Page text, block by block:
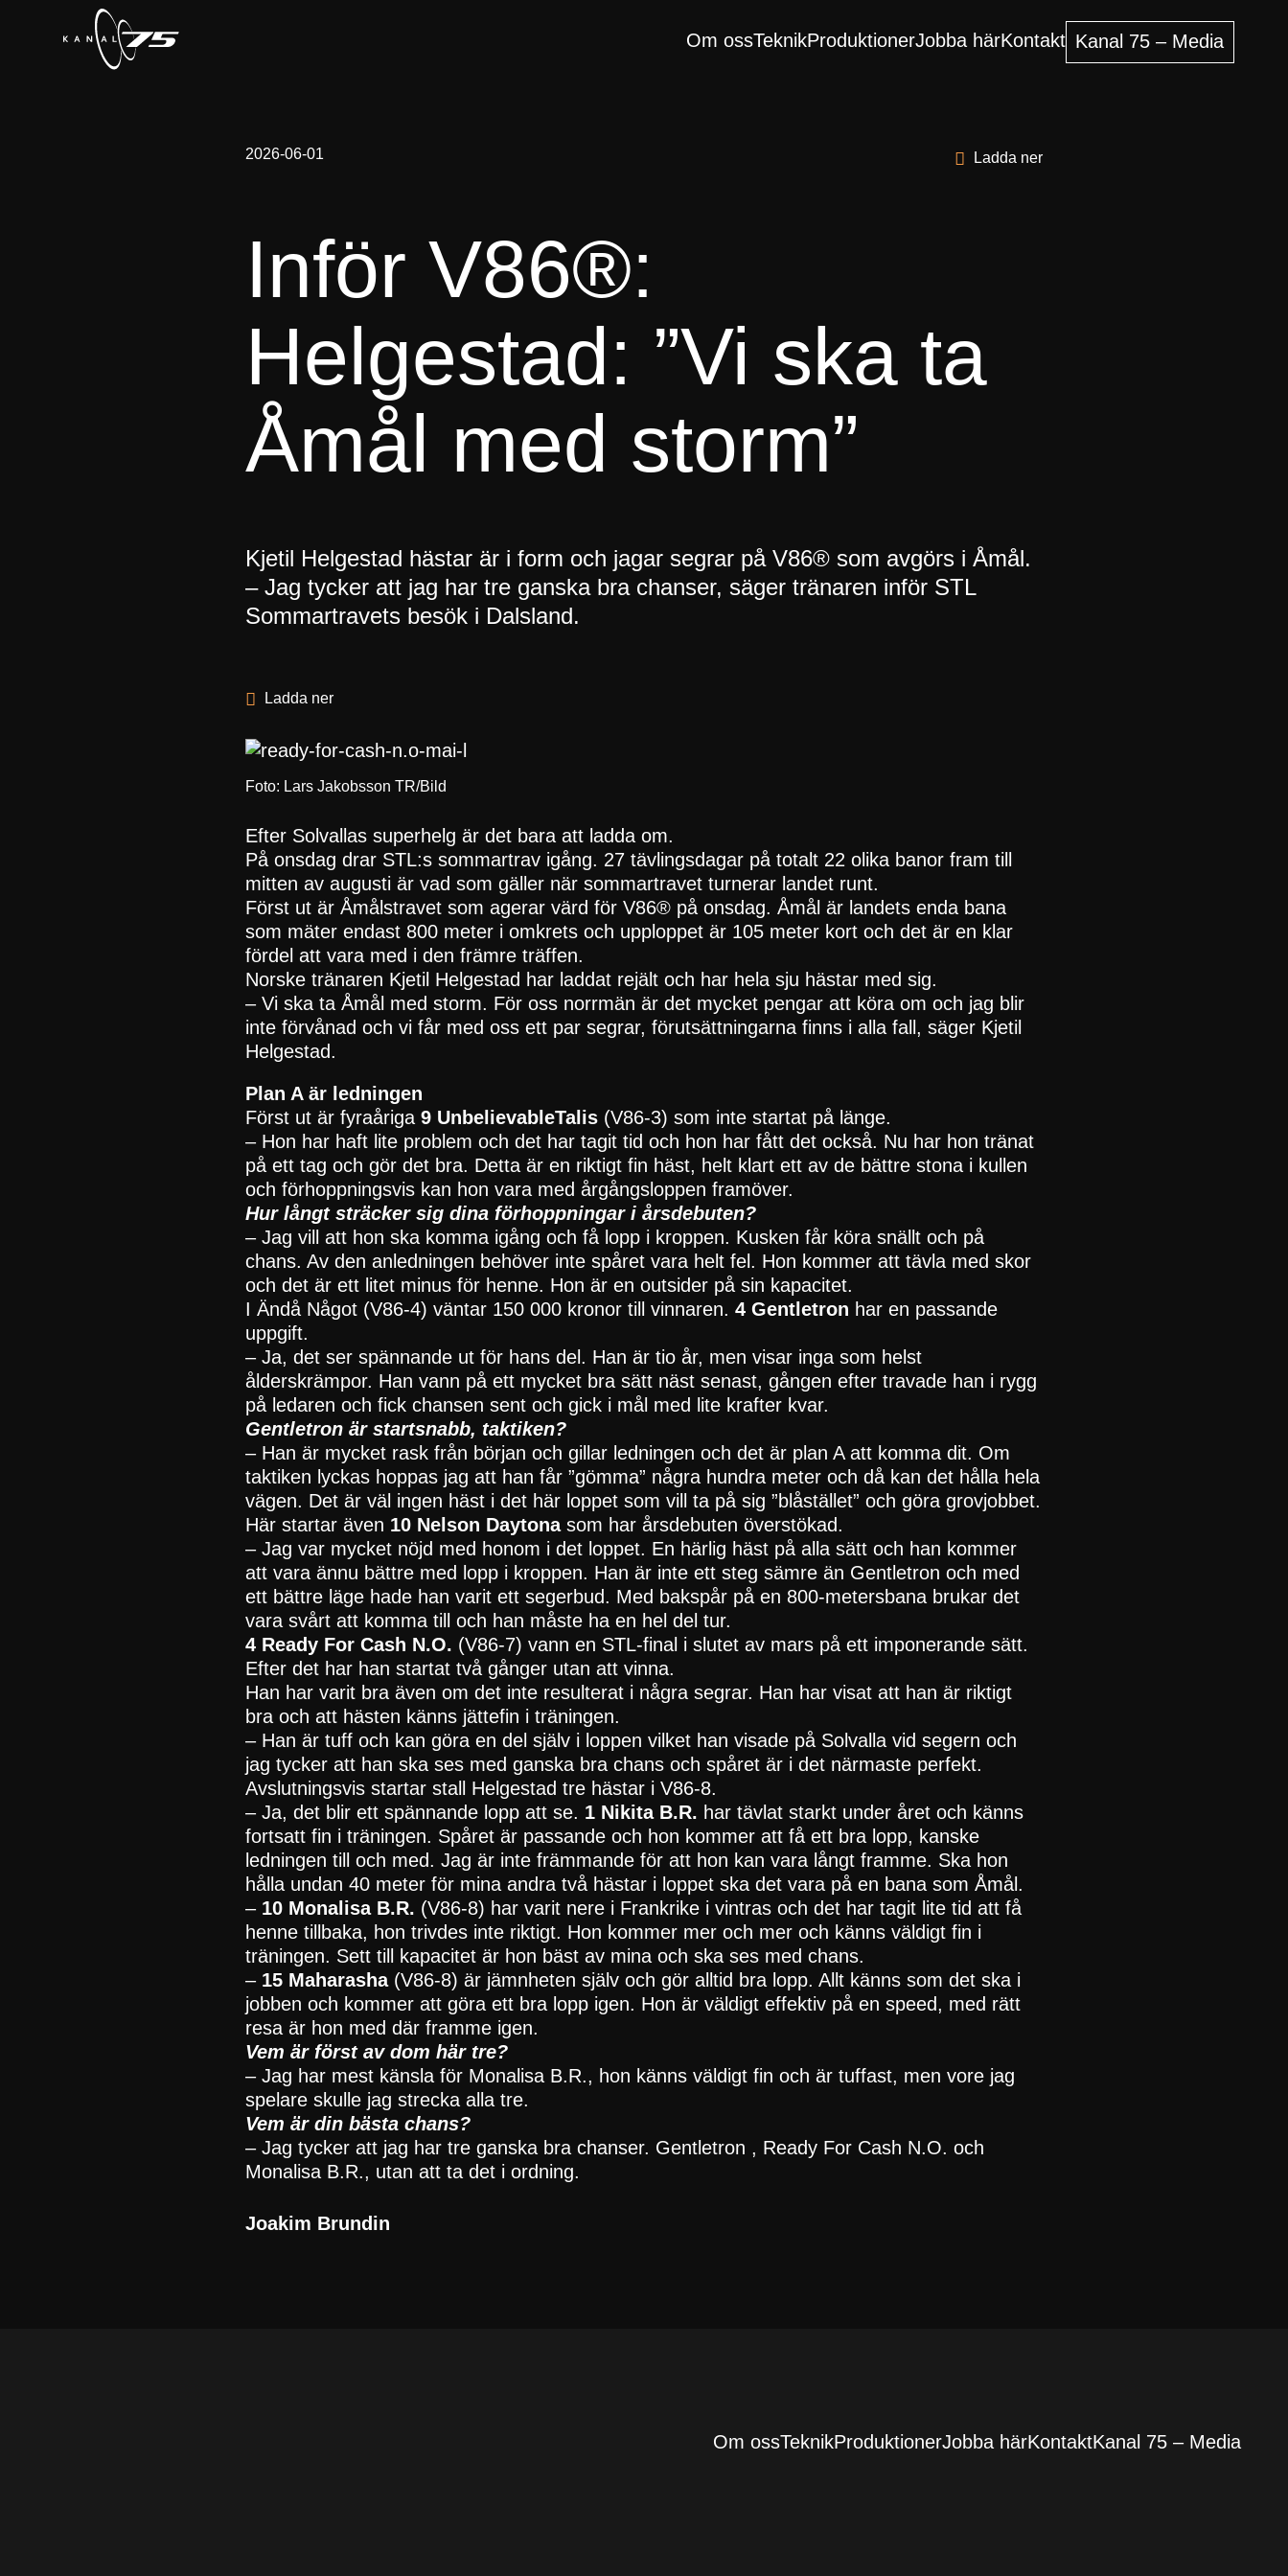
Om ossTeknikProduktionerJobba härKontakt Kanal 75 – Media
2026-06-01
Foto: Lars Jakobsson TR/Bild
Ladda ner
Inför V86®:
Helgestad: ”Vi ska ta
Åmål med storm”
Kjetil Helgestad hästar är i form och jagar segrar på V86® som avgörs i Åmål.
– Jag tycker att jag har tre ganska bra chanser, säger tränaren inför STL
Sommartravets besök i Dalsland.
Efter Solvallas superhelg är det bara att ladda om.
På onsdag drar STL:s sommartrav igång. 27 tävlingsdagar på totalt 22 olika banor fram till
mitten av augusti är vad som gäller när sommartravet turnerar landet runt.
Först ut är Åmålstravet som agerar värd för V86® på onsdag. Åmål är landets enda bana
som mäter endast 800 meter i omkrets och upploppet är 105 meter kort och det är en klar
fördel att vara med i den främre träffen.
Norske tränaren Kjetil Helgestad har laddat rejält och har hela sju hästar med sig.
– Vi ska ta Åmål med storm. För oss norrmän är det mycket pengar att köra om och jag blir
inte förvånad och vi får med oss ett par segrar, förutsättningarna finns i alla fall, säger Kjetil
Helgestad.
Plan A är ledningen
Först ut är fyraåriga 9 UnbelievableTalis(V86-3) som inte startat på länge.
– Hon har haft lite problem och det har tagit tid och hon har fått det också. Nu har hon tränat
på ett tag och gör det bra. Detta är en riktigt fin häst, helt klart ett av de bättre stona i kullen
och förhoppningsvis kan hon vara med årgångsloppen framöver.
Hur långt sträcker sig dina förhoppningar i årsdebuten?
– Jag vill att hon ska komma igång och få lopp i kroppen. Kusken får köra snällt och på
chans. Av den anledningen behöver inte spåret vara helt fel. Hon kommer att tävla med skor
och det är ett litet minus för henne. Hon är en outsider på sin kapacitet.
I Ändå Något (V86-4) väntar 150 000 kronor till vinnaren. 4 Gentletron har en passande
uppgift.
– Ja, det ser spännande ut för hans del. Han är tio år, men visar inga som helst
ålderskrämpor. Han vann på ett mycket bra sätt näst senast, gången efter travade han i rygg
på ledaren och fick chansen sent och gick i mål med lite krafter kvar.
Gentletron är startsnabb, taktiken?
– Han är mycket rask från början och gillar ledningen och det är plan A att komma dit. Om
taktiken lyckas hoppas jag att han får ”gömma” några hundra meter och då kan det hålla hela
vägen. Det är väl ingen häst i det här loppet som vill ta på sig ”blåstället” och göra grovjobbet.
Här startar även 10 Nelson Daytona som har årsdebuten överstökad.
– Jag var mycket nöjd med honom i det loppet. En härlig häst på alla sätt och han kommer
att vara ännu bättre med lopp i kroppen. Han är inte ett steg sämre än Gentletron och med
ett bättre läge hade han varit ett segerbud. Med bakspår på en 800-metersbana brukar det
vara svårt att komma till och han måste ha en hel del tur.
4 Ready For Cash N.O. (V86-7) vann en STL-final i slutet av mars på ett imponerande sätt.
Efter det har han startat två gånger utan att vinna.
Han har varit bra även om det inte resulterat i några segrar. Han har visat att han är riktigt
bra och att hästen känns jättefin i träningen.
– Han är tuff och kan göra en del själv i loppen vilket han visade på Solvalla vid segern och
jag tycker att han ska ses med ganska bra chans och spåret är i det närmaste perfekt.
Avslutningsvis startar stall Helgestad tre hästar i V86-8.
– Ja, det blir ett spännande lopp att se. 1 Nikita B.R. har tävlat starkt under året och känns
fortsatt fin i träningen. Spåret är passande och hon kommer att få ett bra lopp, kanske
ledningen till och med. Jag är inte främmande för att hon kan vara långt framme. Ska hon
hålla undan 40 meter för mina andra två hästar i loppet ska det vara på en bana som Åmål.
– 10 Monalisa B.R. (V86-8) har varit nere i Frankrike i vintras och det har tagit lite tid att få
henne tillbaka, hon trivdes inte riktigt. Hon kommer mer och mer och känns väldigt fin i
träningen. Sett till kapacitet är hon bäst av mina och ska ses med chans.
– 15 Maharasha(V86-8) är jämnheten själv och gör alltid bra lopp. Allt känns som det ska i
jobben och kommer att göra ett bra lopp igen. Hon är väldigt effektiv på en speed, med rätt
resa är hon med där framme igen.
Vem är först av dom här tre?
– Jag har mest känsla för Monalisa B.R., hon känns väldigt fin och är tuffast, men vore jag
spelare skulle jag strecka alla tre.
Vem är din bästa chans?
– Jag tycker att jag har tre ganska bra chanser. Gentletron , Ready For Cash N.O. och
Monalisa B.R., utan att ta det i ordning.
Ladda ner
Joakim Brundin
Om ossTeknikProduktionerJobba härKontaktKanal 75 – Media